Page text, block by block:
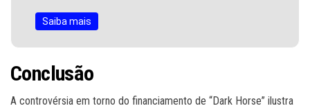
Saiba mais
Conclusão
A controvérsia em torno do financiamento de “Dark Horse” ilustra